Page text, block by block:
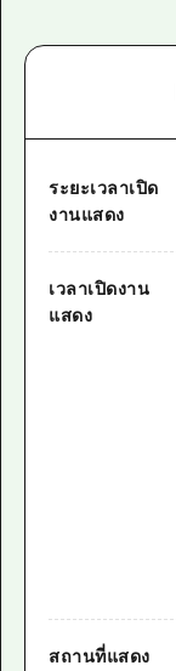
ระยะเวลาเปิด
งานแสดง
เวลาเปิดงาน
แสดง
สถานที่แสดง